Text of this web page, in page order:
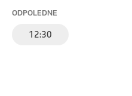
ODPOLEDNE
12:30